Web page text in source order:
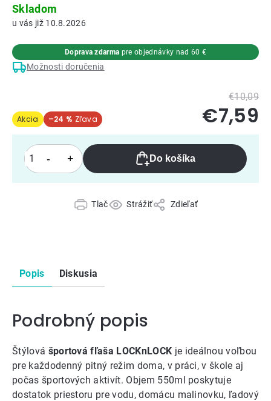
Do košíka
Tlač Strážiť Zdieľať
Skladom
10.8.2026
Možnosti doručenia
Doprava zdarma pre objednávky nad 60 €
Akcia –24 %
€10,09
€7,59
Popis Diskusia
Podrobný popis
Štýlová športová fľaša LOCKnLOCK je ideálnou voľbou
pre každodenný pitný režim doma, v práci, v škole aj
počas športových aktivít. Objem 550ml poskytuje
dostatok priestoru pre vodu, domácu malinovku, ľadový